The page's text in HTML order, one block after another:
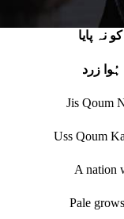
نہ پایا
زرد
Jis Qoum
Uss Qoum
A nation
Pale